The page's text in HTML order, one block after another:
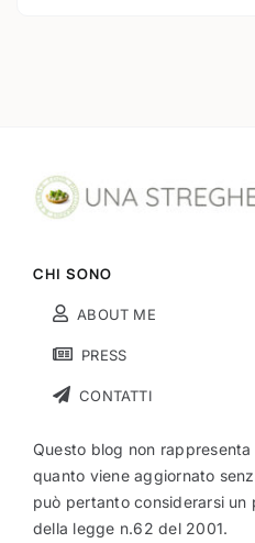
CHI SONO
ABOUT ME
PRESS
CONTATTI
Questo blog non
quanto viene aggiornato
può pertanto considerarsi
della legge n.62 del 2001.